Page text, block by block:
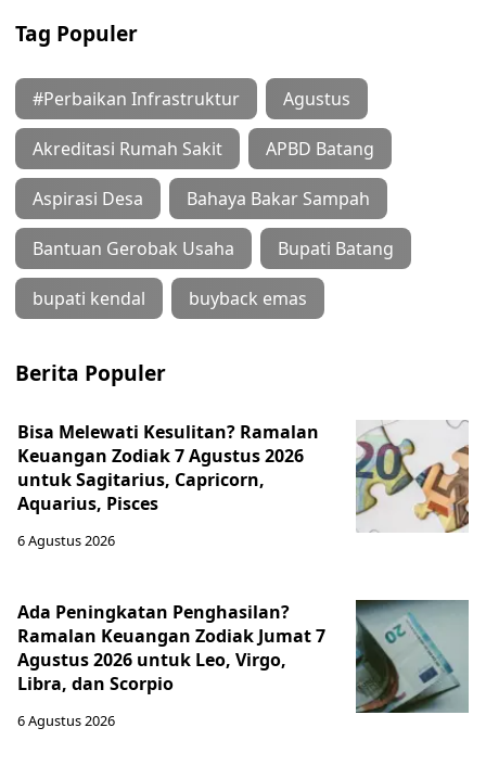
Tag Populer
#Perbaikan Infrastruktur Agustus
Akreditasi Rumah Sakit APBD Batang
Aspirasi Desa Bahaya Bakar Sampah
Bantuan Gerobak Usaha Bupati Batang
bupati kendal buyback emas
Berita Populer
Bisa Melewati Kesulitan? Ramalan
Keuangan Zodiak 7 Agustus 2026
untuk Sagitarius, Capricorn,
Aquarius, Pisces
6 Agustus 2026
Ada Peningkatan Penghasilan?
Ramalan Keuangan Zodiak Jumat 7
Agustus 2026 untuk Leo, Virgo,
Libra, dan Scorpio
6 Agustus 2026